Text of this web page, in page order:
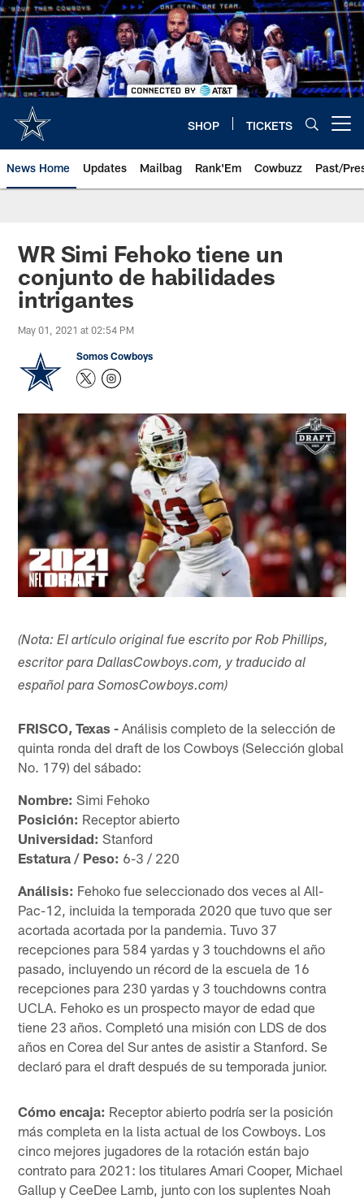
Skip
to
main
content
SHOP TICKETS
News Home Updates Mailbag Rank'Em Cowbuzz Past/
WR Simi Fehoko tiene un
conjunto de habilidades
intrigantes
May 01, 2021 at 02:54 PM
Somos Cowboys
(Nota: El artículo original fue escrito por Rob Phillips,
escritor para DallasCowboys.com, y traducido al
español para SomosCowboys.com)
FRISCO, Texas - Análisis completo de la selección de
quinta ronda del draft de los Cowboys (Selección global
No. 179) del sábado:
Nombre: Simi Fehoko
Posición: Receptor abierto
Universidad: Stanford
Estatura / Peso: 6-3 / 220
Análisis: Fehoko fue seleccionado dos veces al All-
Pac-12, incluida la temporada 2020 que tuvo que ser
acortada acortada por la pandemia. Tuvo 37
recepciones para 584 yardas y 3 touchdowns el año
pasado, incluyendo un récord de la escuela de 16
recepciones para 230 yardas y 3 touchdowns contra
UCLA. Fehoko es un prospecto mayor de edad que
tiene 23 años. Completó una misión con LDS de dos
años en Corea del Sur antes de asistir a Stanford. Se
declaró para el draft después de su temporada junior.
Cómo encaja: Receptor abierto podría ser la posición
más completa en la lista actual de los Cowboys. Los
cinco mejores jugadores de la rotación están bajo
contrato para 2021: los titulares Amari Cooper, Michael
Gallup y CeeDee Lamb, junto con los suplentes Noah